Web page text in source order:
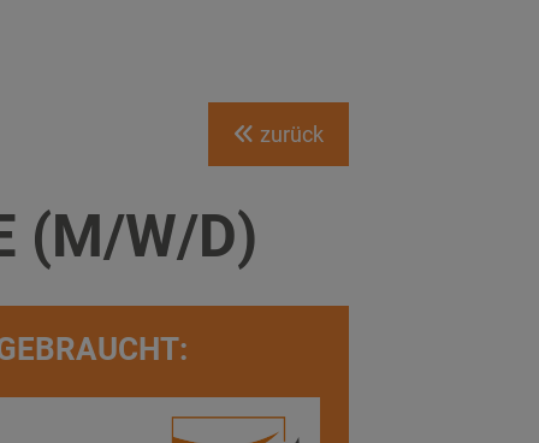
zurück
(M/W/D)